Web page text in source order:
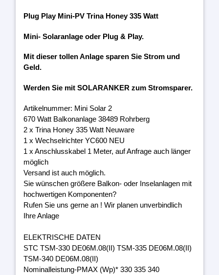
Plug Play Mini-PV Trina Honey 335 Watt
Mini- Solaranlage oder Plug & Play.
Mit dieser tollen Anlage sparen Sie Strom und
Geld.
Werden Sie mit SOLARANKER zum Stromsparer.
Artikelnummer: Mini Solar 2
670 Watt Balkonanlage 38489 Rohrberg
2 x Trina Honey 335 Watt Neuware
1 x Wechselrichter YC600 NEU
1 x Anschlusskabel 1 Meter, auf Anfrage auch länger
möglich
Versand ist auch möglich.
Sie wünschen größere Balkon- oder Inselanlagen mit
hochwertigen Komponenten?
Rufen Sie uns gerne an ! Wir planen unverbindlich
Ihre Anlage
ELEKTRISCHE DATEN
STC TSM-330 DE06M.08(II) TSM-335 DE06M.08(II)
TSM-340 DE06M.08(II)
Nominalleistung-PMAX (Wp)* 330 335 340